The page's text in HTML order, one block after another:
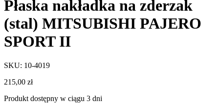
Płaska nakładka na zderzak
(stal) MITSUBISHI PAJERO
SPORT II
SKU: 10-4019
215,00 zł
Produkt dostępny w ciągu 3 dni